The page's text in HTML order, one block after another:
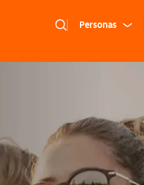
Segmento: